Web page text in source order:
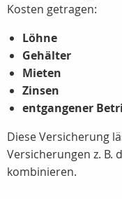
Kosten getragen:
Löhne
Gehälter
Mieten
Zinsen
entgangener
Diese Versicherung
Versicherungen z. B.
kombinieren.